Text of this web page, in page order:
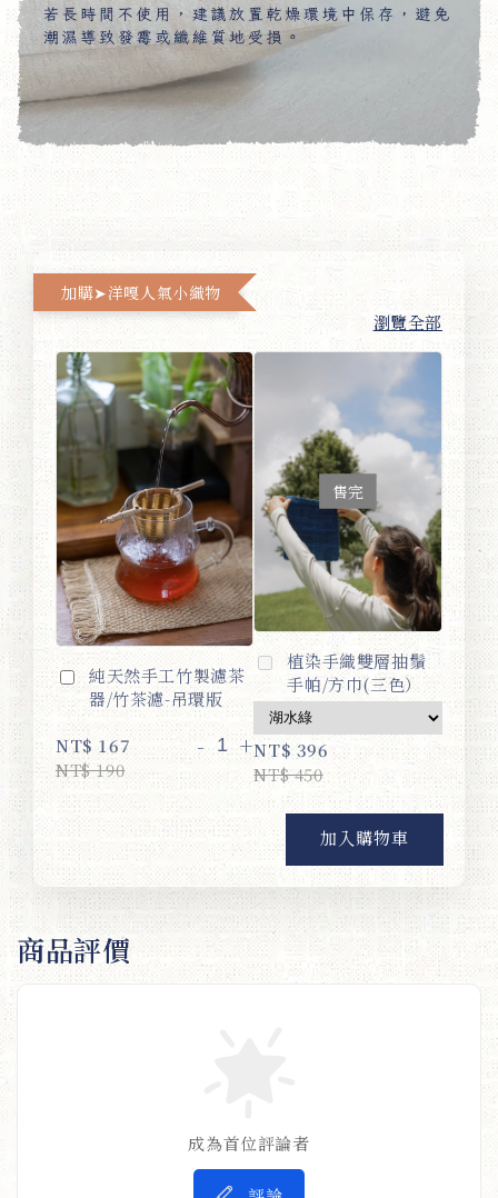
加購➤洋嘎人氣小織物
瀏覽全部
純天然手工竹製濾茶
器/竹茶濾-吊環版
NT$ 167
NT$ 190
- +
售完
植染手織雙層抽鬚
手帕/方巾(三色）
NT$ 396
NT$ 450
加入購物車
商品評價
成為首位評論者